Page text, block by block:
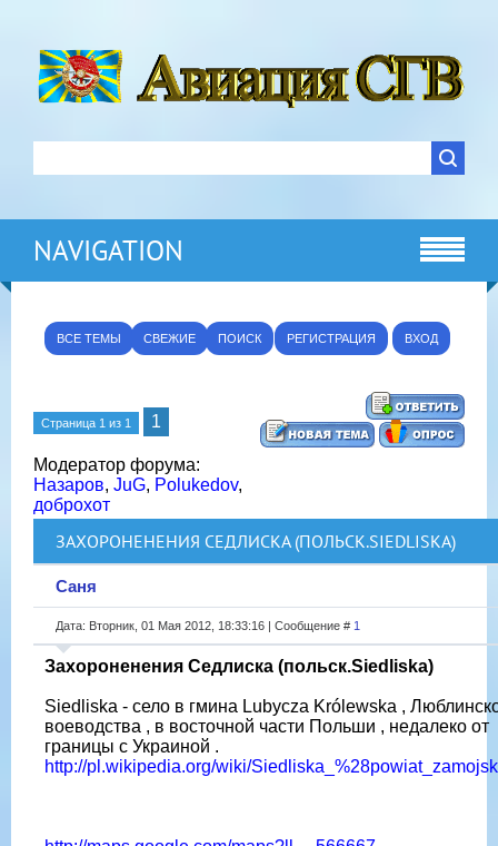
NAVIGATION
ВСЕ ТЕМЫ СВЕЖИЕ ПОИСК РЕГИСТРАЦИЯ ВХОД
Страница 1 из 1 1
Модератор форума:
Назаров, JuG, Polukedov,
доброхот
ЗАХОРОНЕНЕНИЯ СЕДЛИСКА (ПОЛЬСК.SIEDLISKA)
Саня
Дата: Вторник, 01 Мая 2012, 18:33:16 | Сообщение # 1
Захороненения Седлиска (польск.Siedliska)
Siedliska - село в гмина Lubycza Królewska ,
воеводства , в восточной части Польши , недалеко от
границы с Украиной .
http://pl.wikipedia.org/wiki/